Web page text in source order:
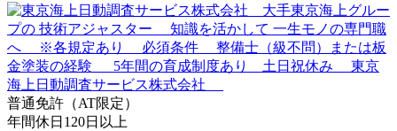
普通免許（AT限定）
年間休日120日以上